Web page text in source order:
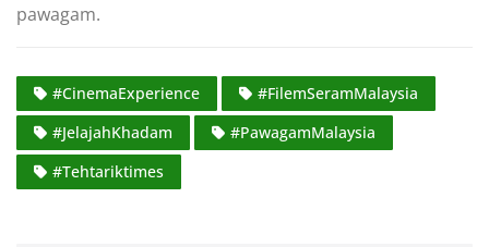
pawagam.
#CinemaExperience
#FilemSeramMalaysia
#JelajahKhadam
#PawagamMalaysia
#Tehtariktimes